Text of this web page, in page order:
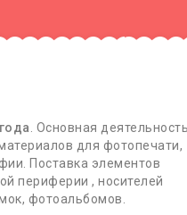
. Основная деятельность
для фотопечати,
Поставка элементов
периферии , носителей
фотоальбомов.